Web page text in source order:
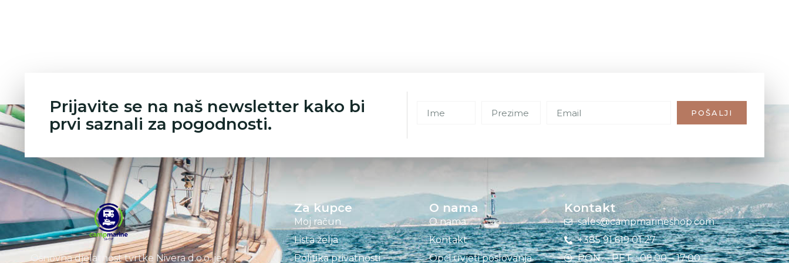
Prijavite se na naš newsletter kako bi
prvi saznali za pogodnosti.
POŠALJI
Osnovna djelatnost tvrtke Nivera d.o.o. je
Za kupce
Moj račun
Lista želja
Politika privatnosti
O nama
O nama
Kontakt
Opći uvjeti poslovanja
Kontakt
sales@campmarineshop.com
+385 91 619 01 27
PON. – PET. : 09:00 – 17:00